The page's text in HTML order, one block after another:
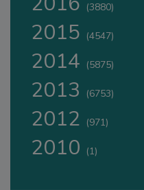
(3880)
2015 (4547)
2014 (5875)
2013 (6753)
2012 (971)
2010 (1)